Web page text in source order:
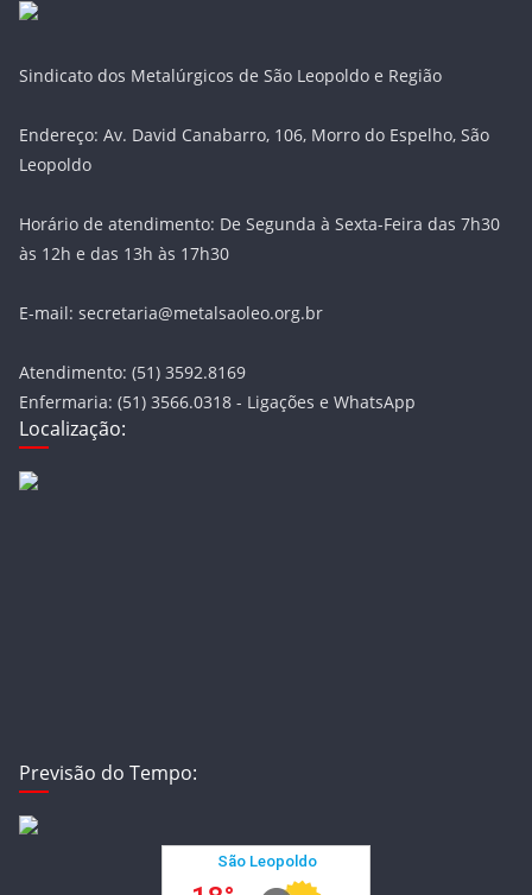
Sindicato dos Metalúrgicos de São Leopoldo e Região
Endereço: Av. David Canabarro, 106, Morro do Espelho, São
Leopoldo
Horário de atendimento: De Segunda à Sexta-Feira das 7h30
às 12h e das 13h às 17h30
E-mail: secretaria@metalsaoleo.org.br
Atendimento: (51) 3592.8169
Enfermaria: (51) 3566.0318 - Ligações e WhatsApp
Localização:
Previsão do Tempo: